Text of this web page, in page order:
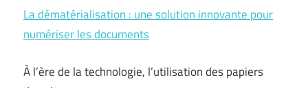
La dématérialisation : une solution innovante pour
numériser les documents
À l’ère de la technologie, l’utilisation des papiers